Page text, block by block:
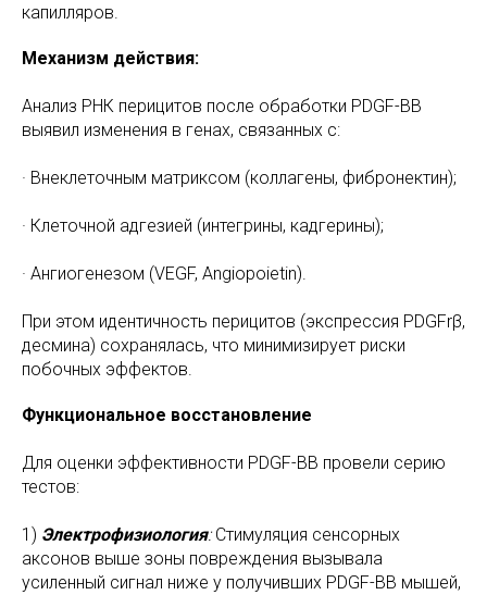
капилляров.
Механизм действия:
Анализ РНК перицитов после обработки PDGF-BB
выявил изменения в генах, связанных с:
· Внеклеточным матриксом (коллагены, фибронектин);
· Клеточной адгезией (интегрины, кадгерины);
· Ангиогенезом (VEGF, Angiopoietin).
При этом идентичность перицитов (экспрессия PDGFrβ,
десмина) сохранялась, что минимизирует риски
побочных эффектов.
Функциональное восстановление
Для оценки эффективности PDGF-BB провели серию
тестов:
1) Электрофизиология:Стимуляция сенсорных
аксонов выше зоны повреждения вызывала
усиленный сигнал ниже у получивших PDGF-BB мышей,